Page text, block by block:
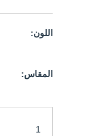
اللون:
المقاس: